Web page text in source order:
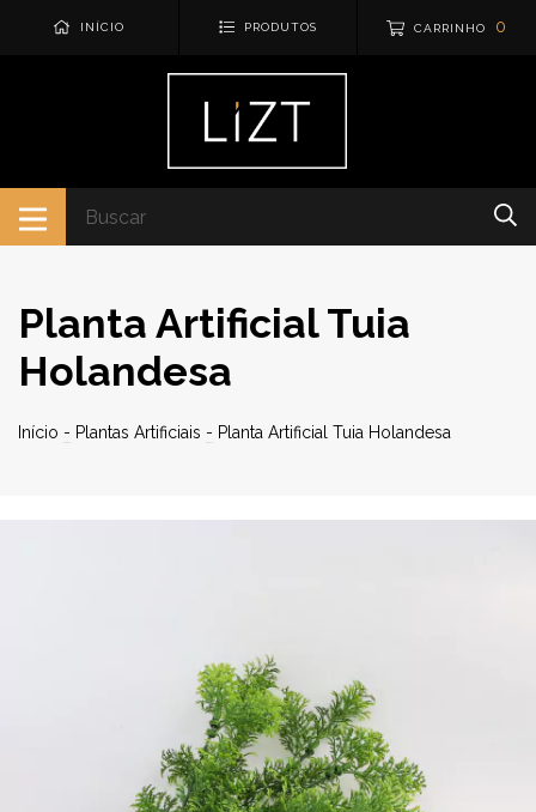
INÍCIO PRODUTOS CARRINHO 0
Planta Artificial Tuia
Holandesa
Início - Plantas Artificiais - Planta Artificial Tuia Holandesa